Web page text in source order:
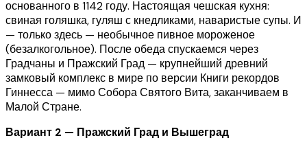
основанного в 1142 году. Настоящая чешская кухня:
свиная голяшка, гуляш с кнедликами, наваристые супы. И
— только здесь — необычное пивное мороженое
(безалкогольное). После обеда спускаемся через
Градчаны и Пражский Град — крупнейший древний
замковый комплекс в мире по версии Книги рекордов
Гиннесса — мимо Собора Святого Вита, заканчиваем в
Малой Стране.
Вариант 2 — Пражский Град и Вышеград